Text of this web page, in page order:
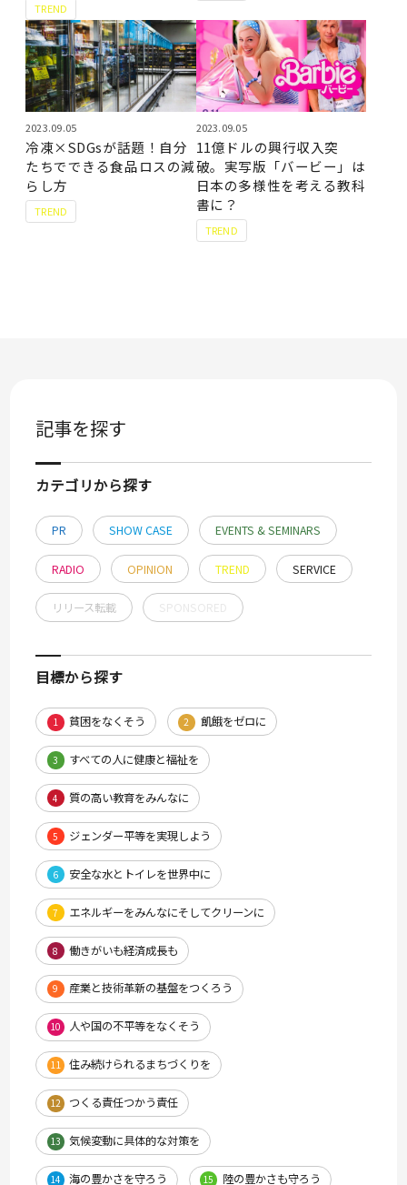
TREND
TREND
2023.09.05
冷凍×SDGsが話題！自分
たちでできる食品ロスの減
らし方
TREND
2023.09.05
11億ドルの興行収入突
破。実写版「バービー」は
日本の多様性を考える教科
書に？
記事を探す
カテゴリから探す
PR SHOW CASE EVENTS & SEMINARS
RADIO OPINION TREND SERVICE
リリース転載
目標から探す
1 貧困をなくそう 2 飢餓をゼロに
3 すべての人に健康と福祉を
4 質の高い教育をみんなに
5 ジェンダー平等を実現しよう
6 安全な水とトイレを世界中に
7 エネルギーをみんなにそしてクリーンに
8 働きがいも経済成長も
9 産業と技術革新の基盤をつくろう
10 人や国の不平等をなくそう
11 住み続けられるまちづくりを
12 つくる責任つかう責任
13 気候変動に具体的な対策を
14 海の豊かさを守ろう 15 陸の豊かさも守ろう